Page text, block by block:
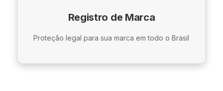
Registro de Marca
Proteção legal para sua marca em todo o Brasil